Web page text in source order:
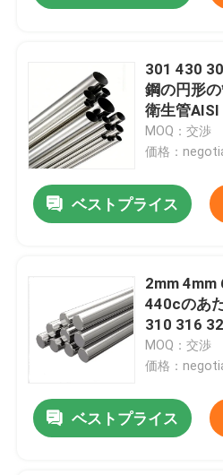
301 430
鋼の円形
衛生管
けた
MOQ：交渉
価格：
ベストプライス
2mm 4mm
440cのあ
310 316
MOQ：交渉
価格：
ベストプライス